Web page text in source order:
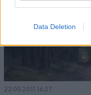
Data Deletion
22·05·2011 16:27